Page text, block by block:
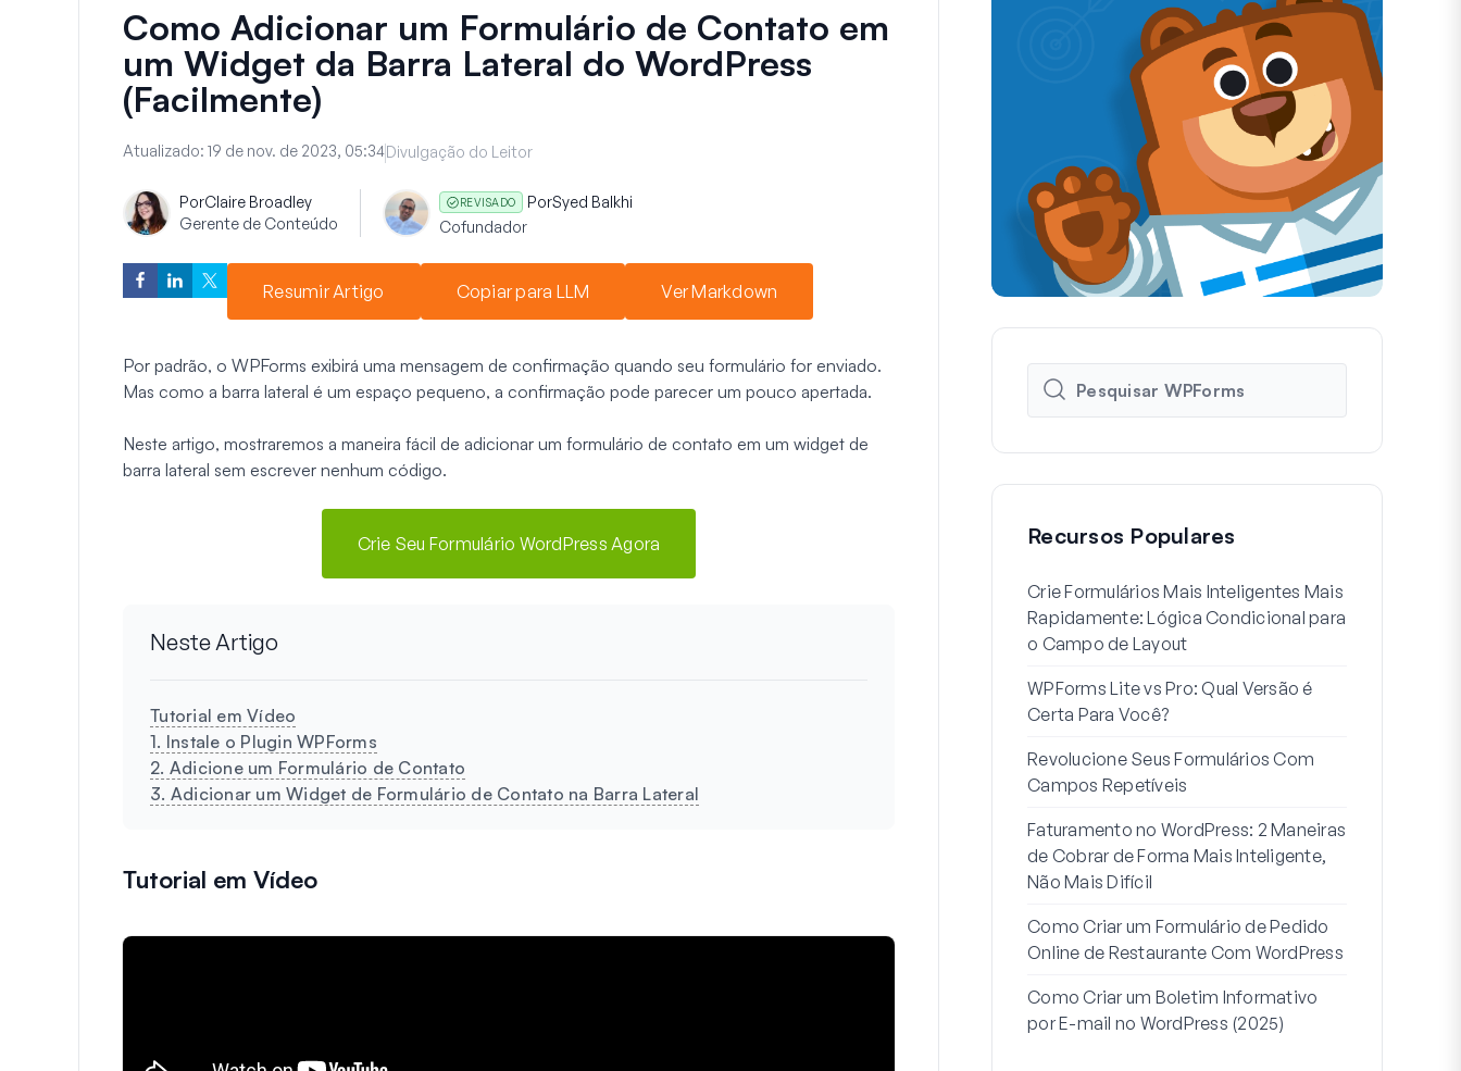
Como Adicionar um Formulário de Contato em
um Widget da Barra Lateral do WordPress
(Facilmente)
Atualizado: 19 de nov. de 2023, 05:34Divulgação do Leitor
PorClaire Broadley
Gerente de Conteúdo
REVISADO PorSyed Balkhi
Cofundador
Resumir Artigo Copiar para LLM Ver Markdown
Por padrão, o WPForms exibirá uma mensagem de confirmação quando seu formulário for enviado.
Mas como a barra lateral é um espaço pequeno, a confirmação pode parecer um pouco apertada.
Neste artigo, mostraremos a maneira fácil de adicionar um formulário de contato em um widget de
barra lateral sem escrever nenhum código.
Crie Seu Formulário WordPress Agora
Neste Artigo
Tutorial em Vídeo
1. Instale o Plugin WPForms
2. Adicione um Formulário de Contato
3. Adicionar um Widget de Formulário de Contato na Barra Lateral
Tutorial em Vídeo
Recursos Populares
Crie Formulários Mais Inteligentes Mais
Rapidamente: Lógica Condicional para
o Campo de Layout
WPForms Lite vs Pro: Qual Versão é
Certa Para Você?
Revolucione Seus Formulários Com
Campos Repetíveis
Faturamento no WordPress: 2 Maneiras
de Cobrar de Forma Mais Inteligente,
Não Mais Difícil
Como Criar um Formulário de Pedido
Online de Restaurante Com WordPress
Como Criar um Boletim Informativo
por E-mail no WordPress (2025)